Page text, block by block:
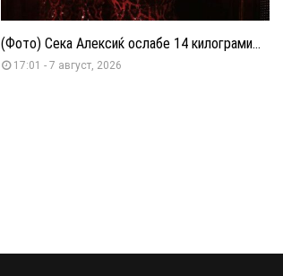
(Фото) Сека Алексиќ ослабе 14 килограми...
17:01 - 7 август, 2026